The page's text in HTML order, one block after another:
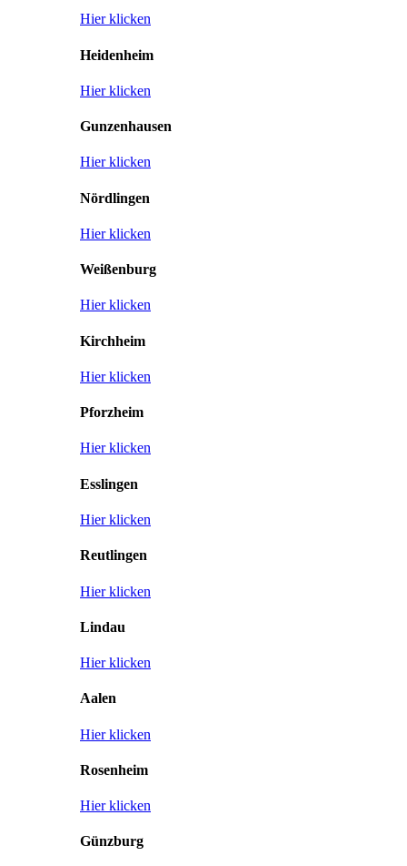
Hier klicken
Heidenheim
Hier klicken
Gunzenhausen
Hier klicken
Nördlingen
Hier klicken
Weißenburg
Hier klicken
Kirchheim
Hier klicken
Pforzheim
Hier klicken
Esslingen
Hier klicken
Reutlingen
Hier klicken
Lindau
Hier klicken
Aalen
Hier klicken
Rosenheim
Hier klicken
Günzburg